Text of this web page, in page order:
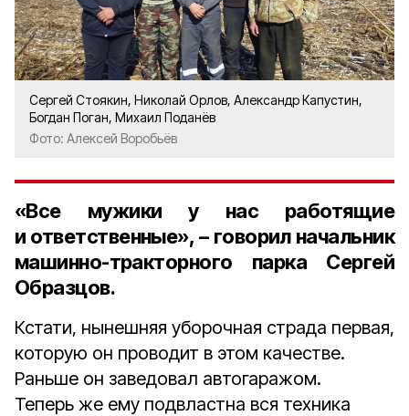
Сергей Стоякин, Николай Орлов, Александр Капустин,
Богдан Поган, Михаил Поданёв
Фото: Алексей Воробьёв
«Все мужики у нас работящие
и ответственные», – говорил начальник
машинно-тракторного парка Сергей
Образцов.
Кстати, нынешняя уборочная страда первая,
которую он проводит в этом качестве.
Раньше он заведовал автогаражом.
Теперь же ему подвластна вся техника